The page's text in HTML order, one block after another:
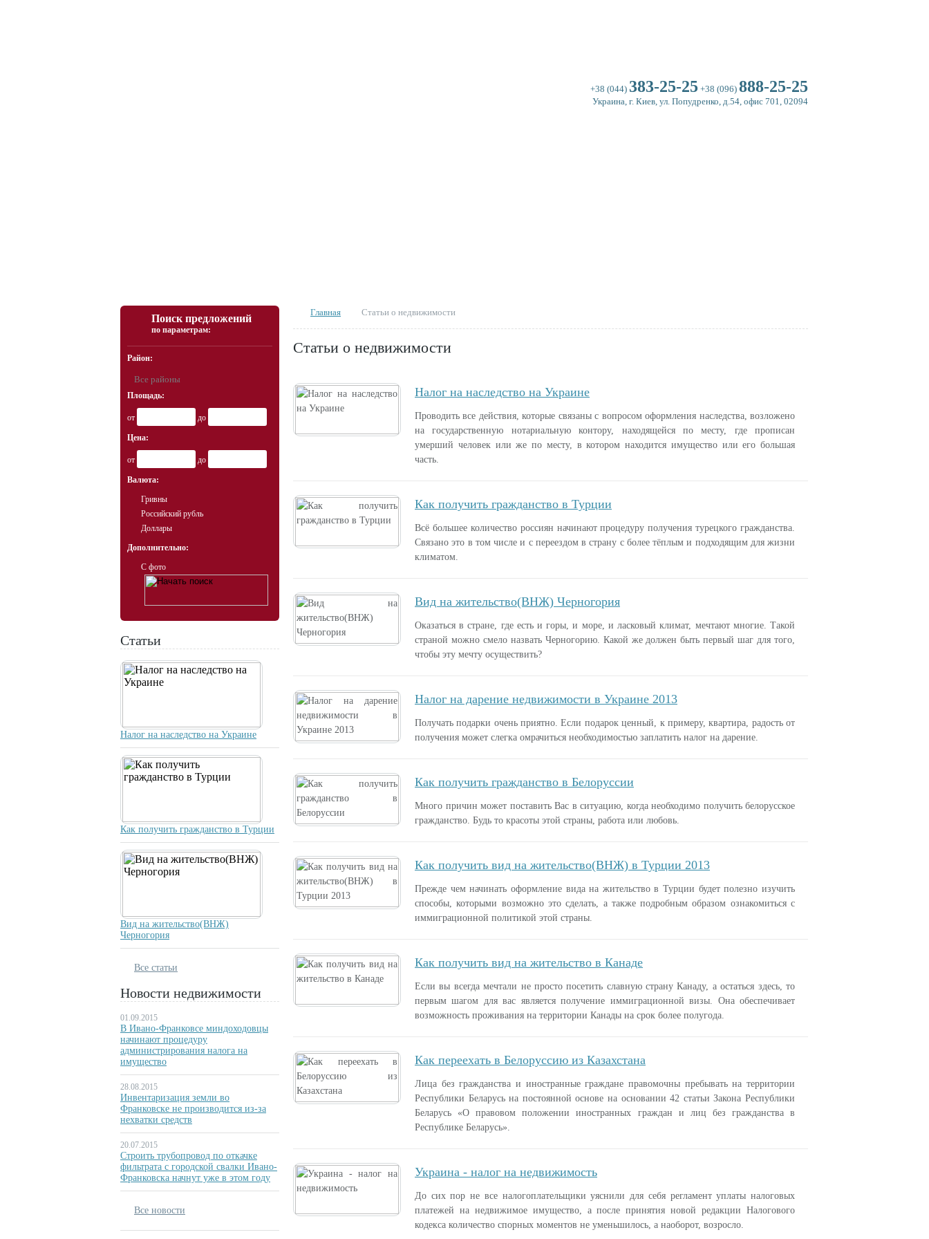
+38 (044) 383-25-25 +38 (096) 888-25-25
Украина, г. Киев, ул. Попудренко, д.54, офис 701, 02094
Поиск предложений
по параметрам:
Район:
Все районы
Площадь:
от до
Цена:
от до
Валюта:
Гривны
Российский рубль
Доллары
Дополнительно:
С фото
Статьи
Налог на наследство на Украине
Как получить гражданство в Турции
Вид на жительство(ВНЖ)
Черногория
Все статьи
Новости недвижимости
01.09.2015
В Ивано-Франковсе миндоходовцы
начинают процедуру
администрирования налога на
имущество
28.08.2015
Инвентаризация земли во
Франковске не производится из-за
нехватки средств
20.07.2015
Строить трубопровод по откачке
фильтрата с городской свалки Ивано-
Франковска начнут уже в этом году
Все новости
Главная Статьи о недвижимости
Статьи о недвижимости
Налог на наследство на Украине
Проводить все действия, которые связаны с вопросом оформления наследства, возложено
на государственную нотариальную контору, находящейся по месту, где прописан
умерший человек или же по месту, в котором находится имущество или его большая
часть.
Как получить гражданство в Турции
Всё большее количество россиян начинают процедуру получения турецкого гражданства.
Связано это в том числе и с переездом в страну с более тёплым и подходящим для жизни
климатом.
Вид на жительство(ВНЖ) Черногория
Оказаться в стране, где есть и горы, и море, и ласковый климат, мечтают многие. Такой
страной можно смело назвать Черногорию. Какой же должен быть первый шаг для того,
чтобы эту мечту осуществить?
Налог на дарение недвижимости в Украине 2013
Получать подарки очень приятно. Если подарок ценный, к примеру, квартира, радость от
получения может слегка омрачиться необходимостью заплатить налог на дарение.
Как получить гражданство в Белоруссии
Много причин может поставить Вас в ситуацию, когда необходимо получить белорусское
гражданство. Будь то красоты этой страны, работа или любовь.
Как получить вид на жительство(ВНЖ) в Турции 2013
Прежде чем начинать оформление вида на жительство в Турции будет полезно изучить
способы, которыми возможно это сделать, а также подробным образом ознакомиться с
иммиграционной политикой этой страны.
Как получить вид на жительство в Канаде
Если вы всегда мечтали не просто посетить славную страну Канаду, а остаться здесь, то
первым шагом для вас является получение иммиграционной визы. Она обеспечивает
возможность проживания на территории Канады на срок более полугода.
Как переехать в Белоруссию из Казахстана
Лица без гражданства и иностранные граждане правомочны пребывать на территории
Республики Беларусь на постоянной основе на основании 42 статьи Закона Республики
Беларусь «О правовом положении иностранных граждан и лиц без гражданства в
Республике Беларусь».
Украина - налог на недвижимость
До сих пор не все налогоплательщики уяснили для себя регламент уплаты налоговых
платежей на недвижимое имущество, а после принятия новой редакции Налогового
кодекса количество спорных моментов не уменьшилось, а наоборот, возросло.